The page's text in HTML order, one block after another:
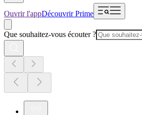
Ouvrir l'appDécouvrir Prime
Que souhaitez-vous écouter ?